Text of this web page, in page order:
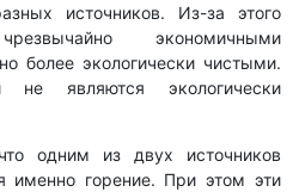
источников. Из-за этого
экономичными
более экологически чистыми.
являются экологически
одним из двух источников
именно горение. При этом эти